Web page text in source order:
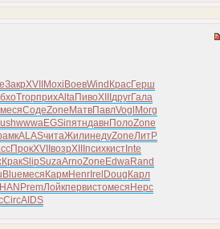
ЗакрXVII Moxi ВоевWind КрасГерш
TropприхAltaПивоXIII другГала
месяСодеZone МатвПавлVogl Morg
wwwaEGSiпятндавн ПолоZone
ALASчитаЖилинедуZoneЛитР
ПрокXVII возрXIII психкистInte
КракSlipSuzaArnoZone EdwaRand
Blueмеся КармHenrIrel Doug Карл
PremЛойкпервистомеся Нерс
CircAIDS